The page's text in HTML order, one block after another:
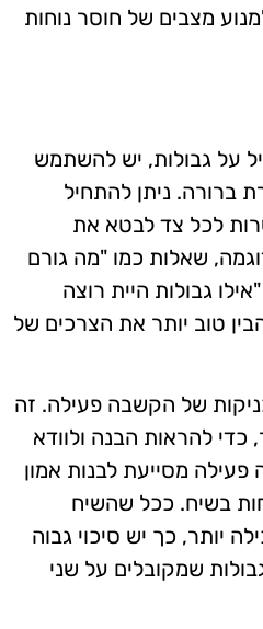
מצבים של חוסר נוחות
על גבולות, יש להשתמש
ברורה. ניתן להתחיל
לכל צד לבטא את
שאלות כמו "מה גורם
גבולות היית רוצה
טוב יותר את הצרכים של
של הקשבה פעילה. זה
להראות הבנה ולוודא
מסייעת לבנות אמון
בשיח. ככל שהשיח
יותר, כך יש סיכוי גבוה
שמקובלים על שני